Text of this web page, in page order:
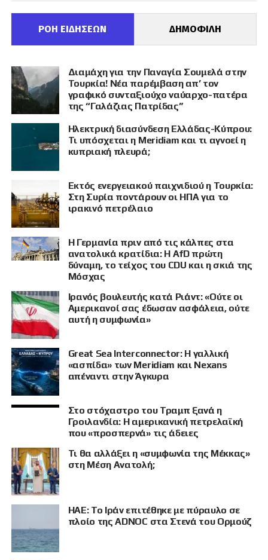
ΠΡΟΒΟΛΗ
ΡΟΗ ΕΙΔΗΣΕΩΝ ΔΗΜΟΦΙΛΗ
Διαμάχη για την Παναγία Σουμελά στην
Τουρκία! Νέα παρέμβαση απ’ τον
γραφικό συνταξιούχο ναύαρχο-πατέρα
της “Γαλάζιας Πατρίδας”
Ηλεκτρική διασύνδεση Ελλάδας-Κύπρου:
Τι υπόσχεται η Meridiam και τι αγνοεί η
κυπριακή πλευρά;
Εκτός ενεργειακού παιχνιδιού η Τουρκία:
Στη Συρία ποντάρουν οι ΗΠΑ για το
ιρακινό πετρέλαιο
Η Γερμανία πριν από τις κάλπες στα
ανατολικά κρατίδια: Η AfD πρώτη
δύναμη, το τείχος του CDU και η σκιά της
Μόσχας
Ιρανός βουλευτής κατά Ριάντ: «Ούτε οι
Αμερικανοί σας έδωσαν ασφάλεια, ούτε
αυτή η συμφωνία»
Great Sea Interconnector: Η γαλλική
«ασπίδα» των Meridiam και Nexans
απέναντι στην Άγκυρα
Στο στόχαστρο του Τραμπ ξανά η
Γροιλανδία: Η αμερικανική πετρελαϊκή
που «προσπερνά» τις άδειες
Τι θα αλλάξει η «συμφωνία της Μέκκας»
στη Μέση Ανατολή;
ΗΑΕ: Το Ιράν επιτέθηκε με πύραυλο σε
πλοίο της ADNOC στα Στενά του Ορμούζ